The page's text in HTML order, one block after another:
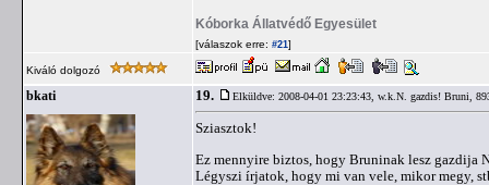
Kóborka Állatvédő Egyesület
[válaszok erre: #21]
Kiváló dolgozó
bkati 19. Elküldve: 2008-04-01 23:23:43, w.k.N. gazdis! Bruni,
Sziasztok!
Ez mennyire biztos, hogy Bruninak lesz
Légyszi írjatok, hogy mi van vele, mikor megy,